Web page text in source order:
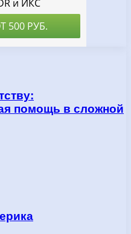
помощь в сложной